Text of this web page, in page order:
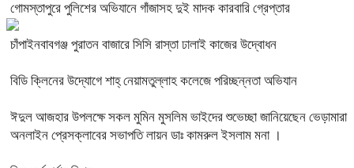
গোমস্তাপুরে পুলিশের অভিযানে গাঁজাসহ দুই মাদক কারবারি গ্রেপ্তার
চাঁপাইনবাবগঞ্জ পুরাতন বাজারে সিসি রাস্তা ঢালাই কাজের উদ্বোধন
বিডি ক্লিনের উদ্যোগে শাহ্ নেয়ামতুল্লাহ কলেজে পরিচ্ছন্নতা অভিযান
ঈদুল আজহার উপলক্ষে সকল মুমিন মুসলিম ভাইদের শুভেচ্ছা জানিয়েছেন ভেড়ামারা
অনলাইন প্রেসক্লাবের সভাপতি লায়ন ডাঃ কামরুল ইসলাম মনা ।